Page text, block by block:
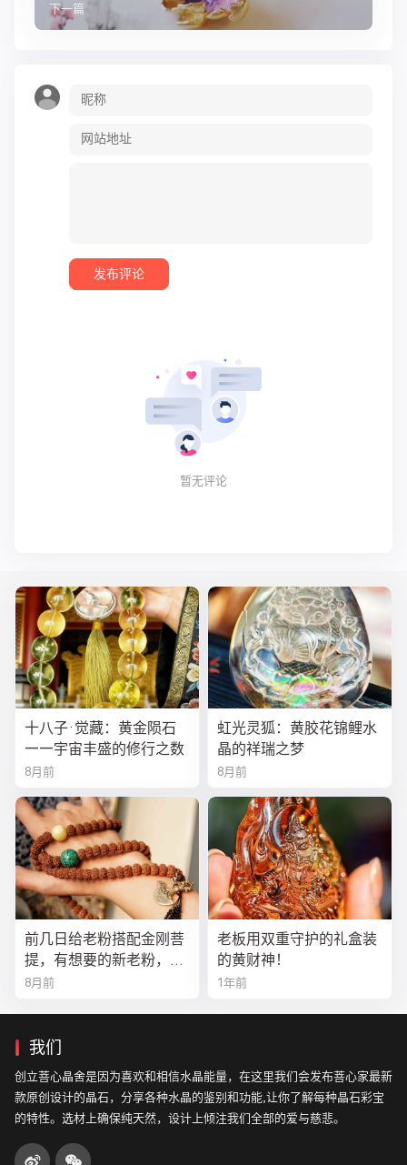
下一篇
暂无评论
十八子·觉藏：黄金陨石
——宇宙丰盛的修行之数
8月前
虹光灵狐：黄胶花锦鲤水
晶的祥瑞之梦
8月前
前几日给老粉搭配金刚菩
提，有想要的新老粉，都
可以来排队
8月前
老板用双重守护的礼盒装
的黄财神！
1年前
我们
创立菩心晶舍是因为喜欢和相信水晶能量，在这里我们会发布菩心家最新
款原创设计的晶石，分享各种水晶的鉴别和功能,让你了解每种晶石彩宝
的特性。选材上确保纯天然，设计上倾注我们全部的爱与慈悲。